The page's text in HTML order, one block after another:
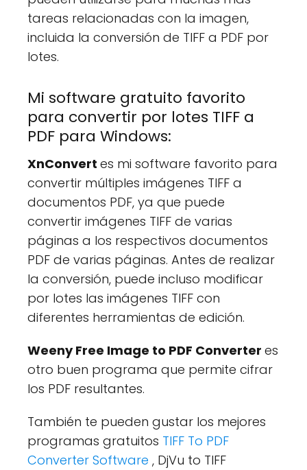
tareas relacionadas con la imagen,
incluida la conversión de TIFF a PDF por
lotes.
Mi software gratuito favorito
para convertir por lotes TIFF a
PDF para Windows:
XnConvert es mi software favorito para
convertir múltiples imágenes TIFF a
documentos PDF, ya que puede
convertir imágenes TIFF de varias
páginas a los respectivos documentos
PDF de varias páginas. Antes de realizar
la conversión, puede incluso modificar
por lotes las imágenes TIFF con
diferentes herramientas de edición.
Weeny Free Image to PDF Converter es
otro buen programa que permite cifrar
los PDF resultantes.
También te pueden gustar los mejores
programas gratuitos TIFF To PDF
Converter Software , DjVu to TIFF